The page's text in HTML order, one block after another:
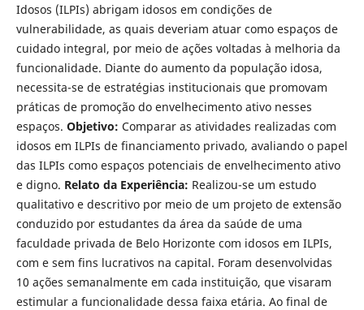
Idosos (ILPIs) abrigam idosos em condições de
vulnerabilidade, as quais deveriam atuar como espaços de
cuidado integral, por meio de ações voltadas à melhoria da
funcionalidade. Diante do aumento da população idosa,
necessita-se de estratégias institucionais que promovam
práticas de promoção do envelhecimento ativo nesses
espaços. Objetivo: Comparar as atividades realizadas com
idosos em ILPIs de financiamento privado, avaliando o papel
das ILPIs como espaços potenciais de envelhecimento ativo
e digno. Relato da Experiência: Realizou-se um estudo
qualitativo e descritivo por meio de um projeto de extensão
conduzido por estudantes da área da saúde de uma
faculdade privada de Belo Horizonte com idosos em ILPIs,
com e sem fins lucrativos na capital. Foram desenvolvidas
10 ações semanalmente em cada instituição, que visaram
estimular a funcionalidade dessa faixa etária. Ao final de